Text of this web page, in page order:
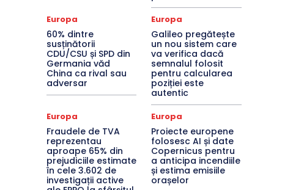
Europa
60% dintre
susținătorii
CDU/CSU și SPD din
Germania văd
China ca rival sau
adversar
Europa
Galileo pregătește
un nou sistem care
va verifica dacă
semnalul folosit
pentru calcularea
poziției este
autentic
Europa
Fraudele de TVA
reprezentau
aproape 65% din
prejudiciile estimate
în cele 3.602 de
investigații active
Europa
Proiecte europene
folosesc AI și date
Copernicus pentru
a anticipa incendiile
și estima emisiile
orașelor